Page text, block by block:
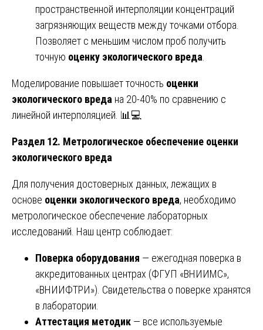
пространственной интерполяции концентраций
загрязняющих веществ между точками отбора.
Позволяет с меньшим числом проб получить
точную оценку экологического вреда
Моделирование повышает точность оценки
экологического вреда на 20-40% по сравнению с
линейной интерполяцией. 📊💻
Раздел 12. Метрологическое обеспечение оценки
экологического вреда
Для получения достоверных данных, лежащих в
основе оценки экологического вреда, необходимо
метрологическое обеспечение лабораторных
исследований. Наш центр соблюдает:
Поверка оборудования — ежегодная поверка в
аккредитованных центрах (ФГУП «ВНИИМС»,
«ВНИИФТРИ»). Свидетельства о поверке хранятся
в лаборатории.
Аттестация методик — все используемые